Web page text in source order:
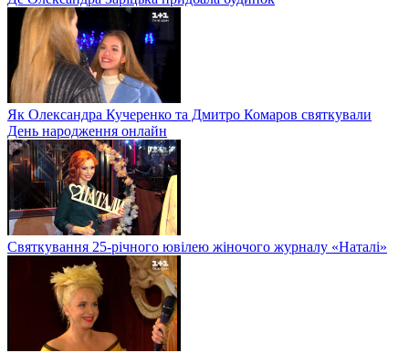
Як Олександра Кучеренко та Дмитро Комаров святкували
День народження онлайн
Святкування 25-річного ювілею жіночого журналу «Наталі»